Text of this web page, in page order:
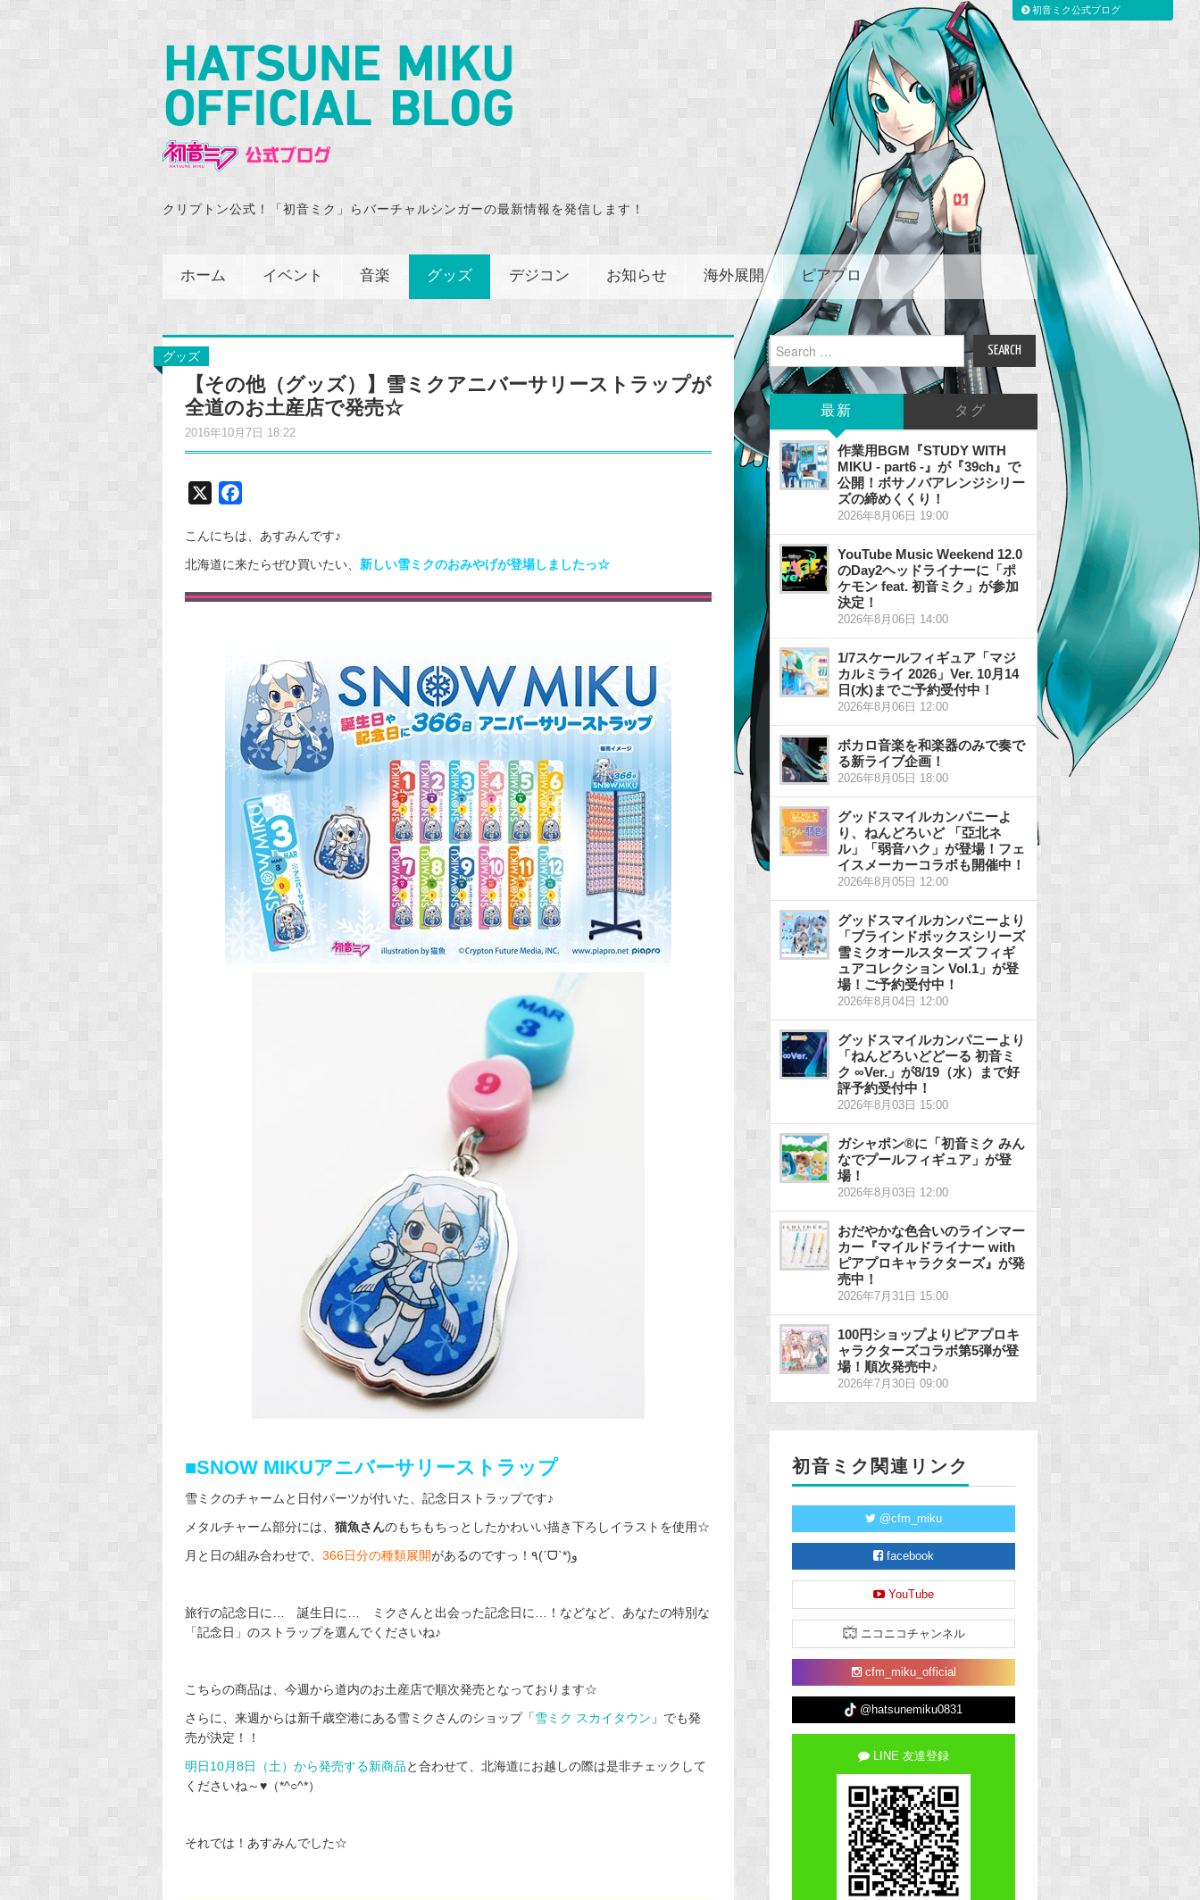
クリプトン公式！「初音ミク」らバーチャルシンガーの最新情報を発信します！
ホーム イベント 音楽 グッズ デジコン お知らせ 海外展開 ピアプロ
グッズ
【その他（グッズ）】雪ミクアニバーサリーストラップが
全道のお土産店で発売☆
2016年10月7日 18:22
c
e
こんにちは、あすみんです♪
北海道に来たらぜひ買いたい、 新しい雪ミクのおみやげが登場しましたっ☆
■SNOW MIKUアニバーサリーストラップ
雪ミクのチャームと日付パーツが付いた、記念日ストラップです♪
メタルチャーム部分には、 猫魚さんのもちもちっとしたかわいい描き下ろしイラストを使用☆
月と日の組み合わせで、 366日分の種類展開 があるのですっ！٩(ˊᗜˋ*)و
旅行の記念日に… 誕生日に… ミクさんと出会った記念日に…！などなど、あなたの特別な
「記念日」のストラップを選んでくださいね♪
こちらの商品は、今週から道内のお土産店で順次発売となっております☆
さらに、来週からは新千歳空港にある雪ミクさんのショップ「雪ミク スカイタウン 」でも発
売が決定！！
明日10月8日（土）から発売する新商品と合わせて、北海道にお越しの際は是非チェックして
くださいね～♥（*^○^*）
それでは！あすみんでした☆
Search
for:
最新 タグ
作業用BGM『STUDY WITH
MIKU - part6 -』が『39ch』で
公開！ボサノバアレンジシリー
ズの締めくくり！
2026年8月06日 19:00
YouTube Music Weekend 12.0
のDay2ヘッドライナーに「ポ
ケモン feat. 初音ミク」が参加
決定！
2026年8月06日 14:00
1/7スケールフィギュア「マジ
カルミライ 2026」Ver. 10月14
日(水)までご予約受付中！
2026年8月06日 12:00
ボカロ音楽を和楽器のみで奏で
る新ライブ企画！
2026年8月05日 18:00
グッドスマイルカンパニーよ
り、ねんどろいど 「亞北ネ
ル」「弱音ハク」が登場！フェ
イスメーカーコラボも開催中！
2026年8月05日 12:00
グッドスマイルカンパニーより
「ブラインドボックスシリーズ
雪ミクオールスターズ フィギ
ュアコレクション Vol.1」が登
場！ご予約受付中！
2026年8月04日 12:00
グッドスマイルカンパニーより
「ねんどろいどどーる 初音ミ
ク ∞Ver.」が8/19（水）まで好
評予約受付中！
2026年8月03日 15:00
ガシャポン®に「初音ミク みん
なでプールフィギュア」が登
場！
2026年8月03日 12:00
おだやかな色合いのラインマー
カー『マイルドライナー with
ピアプロキャラクターズ』が発
売中！
2026年7月31日 15:00
100円ショップよりピアプロキ
ャラクターズコラボ第5弾が登
場！順次発売中♪
2026年7月30日 09:00
初音ミク関連リンク
@cfm_miku
facebook
YouTube
ニコニコチャンネル
cfm_miku_official
@hatsunemiku0831
LINE 友達登録
初音ミク公式ブログ